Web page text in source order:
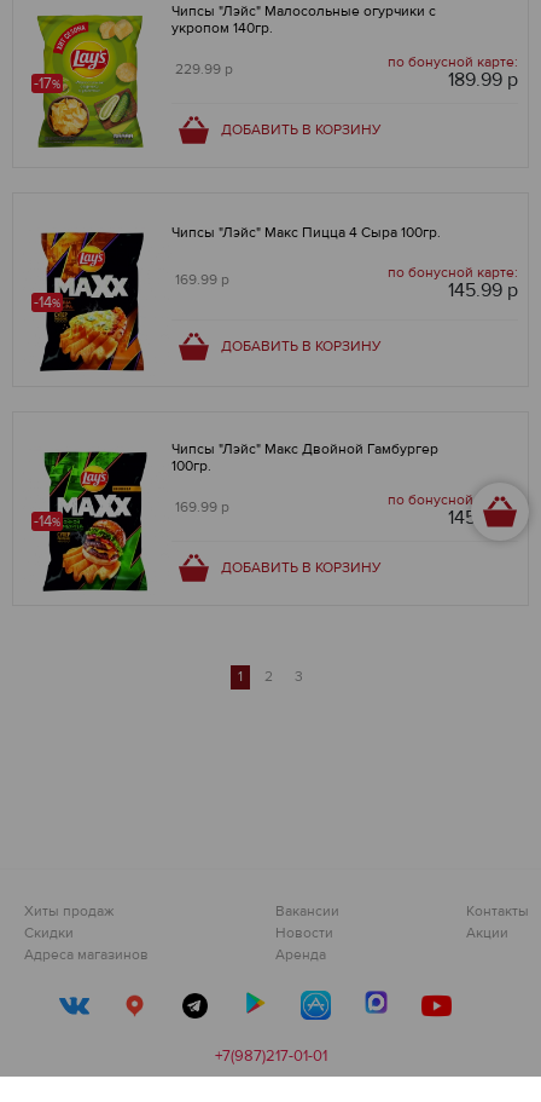
-17%
Чипсы "Лэйс" Малосольные огурчики с
укропом 140гр.
229.99 р по бонусной карте:
189.99 р
ДОБАВИТЬ В КОРЗИНУ
-14%
Чипсы "Лэйс" Макс Пицца 4 Сыра 100гр.
169.99 р по бонусной карте:
145.99 р
ДОБАВИТЬ В КОРЗИНУ
-14%
Чипсы "Лэйс" Макс Двойной Гамбургер
100гр.
169.99 р по бонусной карте:
145.99 р
ДОБАВИТЬ В КОРЗИНУ
1 2 3
Хиты продаж
Скидки
Адреса магазинов
Вакансии
Новости
Аренда
Контакты
Акции
+7(987)217-01-01